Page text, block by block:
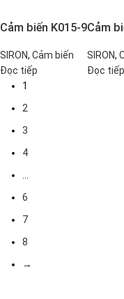
Cảm biến K015-9
SIRON, Cảm biến
Đọc tiếp
Cảm
SIRON,
Đọc tiếp
1
2
3
4
6
7
8
→